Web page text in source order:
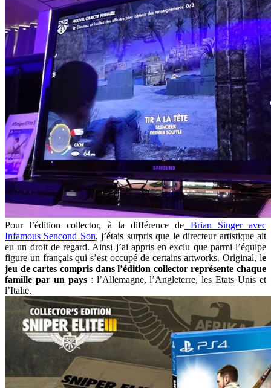
Pour l’édition collector, à la différence de Brian Singer avec
Infamous Sencond Son, j’étais surpris que le directeur artistique ait
eu un droit de regard. Ainsi j’ai appris en exclu que parmi l’équipe
figure un français qui s’est occupé de certains artworks. Original, le
jeu de cartes compris dans l’édition collector représente chaque
famille par un pays: l’Allemagne, l’Angleterre, les Etats Unis et
l’Italie.